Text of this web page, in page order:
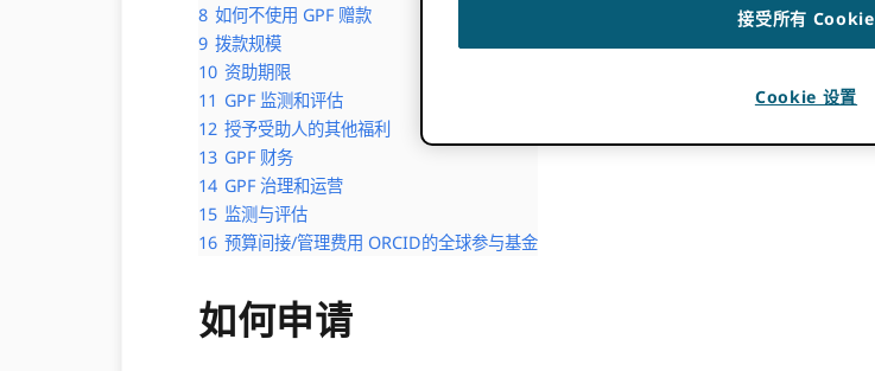
8 如何不使用 GPF 赠款
9 拨款规模
10 资助期限
11 GPF 监测和评估
12 授予受助人的其他福利
13 GPF 财务
14 GPF 治理和运营
15 监测与评估
16 预算间接/管理费用 ORCID的全球参与基金
如何申请
接受所有 Cookie
Cookie 设置